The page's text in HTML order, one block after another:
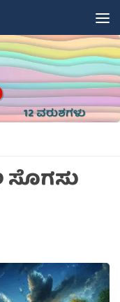
ಸೊಗಸು